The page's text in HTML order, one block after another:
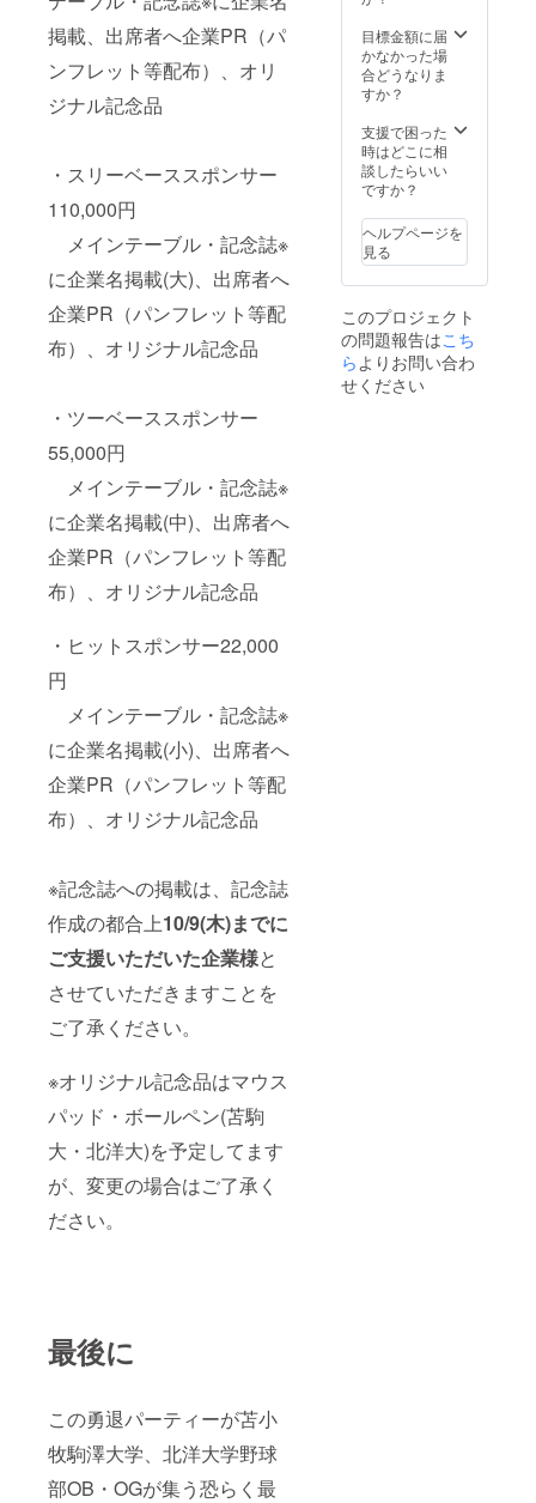
掲載、出席者へ企業PR（パ
ンフレット等配布）、オリ
ジナル記念品
・スリーベーススポンサー
110,000円
メインテーブル・記念誌※
に企業名掲載(大)、出席者へ
企業PR（パンフレット等配
布）、オリジナル記念品
・ツーベーススポンサー
55,000円
メインテーブル・記念誌※
に企業名掲載(中)、出席者へ
企業PR（パンフレット等配
布）、オリジナル記念品
・ヒットスポンサー22,000
円
メインテーブル・記念誌※
に企業名掲載(小)、出席者へ
企業PR（パンフレット等配
布）、オリジナル記念品
※記念誌への掲載は、記念誌
作成の都合上10/9(木)までに
ご支援いただいた企業様と
させていただきますことを
ご了承ください。
※オリジナル記念品はマウス
パッド・ボールペン(苫駒
大・北洋大)を予定してます
が、変更の場合はご了承く
ださい。
最後に
この勇退パーティーが苫小
牧駒澤大学、北洋大学野球
部OB・OGが集う恐らく最
い。
：
ロゴや
などの
画像の
受け渡
しにつ
は、プ
ロジェ
クト終
了後に
する
メール
をご確
認くだ
さい。
文字や
ロゴの
提出を
お願い
ます。
※注意事
項：支
援時、
考欄に
掲載を
希望さ
れるお
ご記入
くださ
い。
：
目標金額に届
かなかった場
合どうなりま
すか？
支援で困った
時はどこに相
談したらいい
ですか？
ヘルプページを
見る
このプロジェクト
の問題報告はこち
らよりお問い合わ
せください